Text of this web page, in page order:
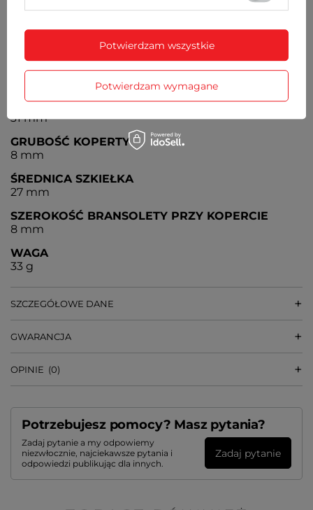
Czas działania zegarka bez konieczności wymiany
MECHANIZM
ŚREDNICA KOPERTY
31 mm
GRUBOŚĆ KOPERTY
8 mm
ŚREDNICA SZKIEŁKA
27 mm
SZEROKOŚĆ BRANSOLETY PRZY KOPERCIE
8 mm
WAGA
33 g
SZCZEGÓŁOWE DANE
GWARANCJA
OPINIE (0)
Potrzebujesz pomocy? Masz pytania?
Zadaj pytanie a my odpowiemy
niezwłocznie, najciekawsze pytania i
odpowiedzi publikując dla innych.
Zadaj pytanie
Potwierdzam wymagane
Potwierdzam wszystkie